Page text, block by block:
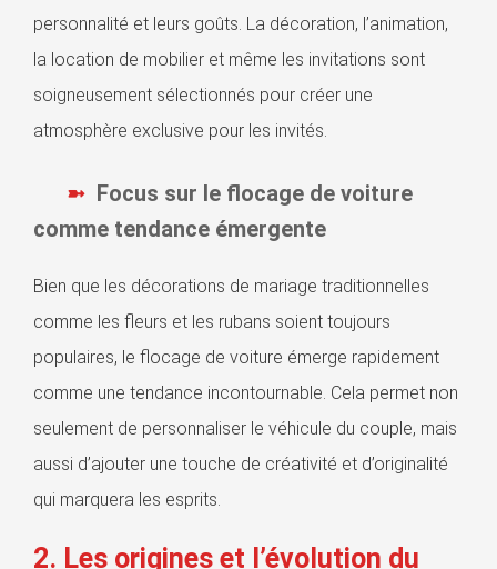
personnalité et leurs goûts. La décoration, l’animation,
la location de mobilier et même les invitations sont
soigneusement sélectionnés pour créer une
atmosphère exclusive pour les invités.
Focus sur le flocage de voiture
comme tendance émergente
Bien que les décorations de mariage traditionnelles
comme les fleurs et les rubans soient toujours
populaires, le flocage de voiture émerge rapidement
comme une tendance incontournable. Cela permet non
seulement de personnaliser le véhicule du couple, mais
aussi d’ajouter une touche de créativité et d’originalité
qui marquera les esprits.
2. Les origines et l’évolution du